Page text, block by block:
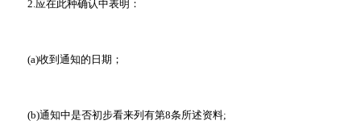
2.应在此种确认中表明：
(a)收到通知的日期；
(b)通知中是否初步看来列有第8条所述资料;